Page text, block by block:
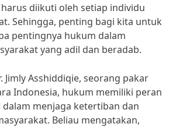
diikuti oleh setiap individu
Sehingga, penting bagi kita untuk
pentingnya hukum dalam
yang adil dan beradab.
Jimly Asshiddiqie, seorang pakar
Indonesia, hukum memiliki peran
menjaga ketertiban dan
Beliau mengatakan,